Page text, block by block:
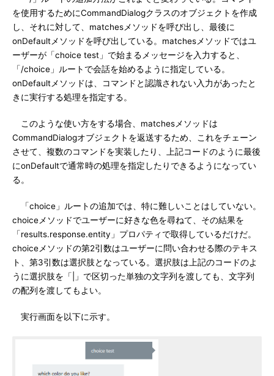
を使用するためにCommandDialogクラスのオブジェクトを作成
し、それに対して、matchesメソッドを呼び出し、最後に
onDefaultメソッドを呼び出している。matchesメソッドではユ
ーザーが「choice test」で始まるメッセージを入力すると、
「/choice」ルートで会話を始めるように指定している。
onDefaultメソッドは、コマンドと認識されない入力があったと
きに実行する処理を指定する。
このような使い方をする場合、matchesメソッドは
CommandDialogオブジェクトを返送するため、これをチェーン
させて、複数のコマンドを実装したり、上記コードのように最後
にonDefaultで通常時の処理を指定したりできるようになってい
る。
「choice」ルートの追加では、特に難しいことはしていない。
choiceメソッドでユーザーに好きな色を尋ねて、その結果を
「results.response.entity」プロパティで取得しているだけだ。
choiceメソッドの第2引数はユーザーに問い合わせる際のテキス
ト、第3引数は選択肢となっている。選択肢は上記のコードのよ
うに選択肢を「|」で区切った単独の文字列を渡しても、文字列
の配列を渡してもよい。
実行画面を以下に示す。